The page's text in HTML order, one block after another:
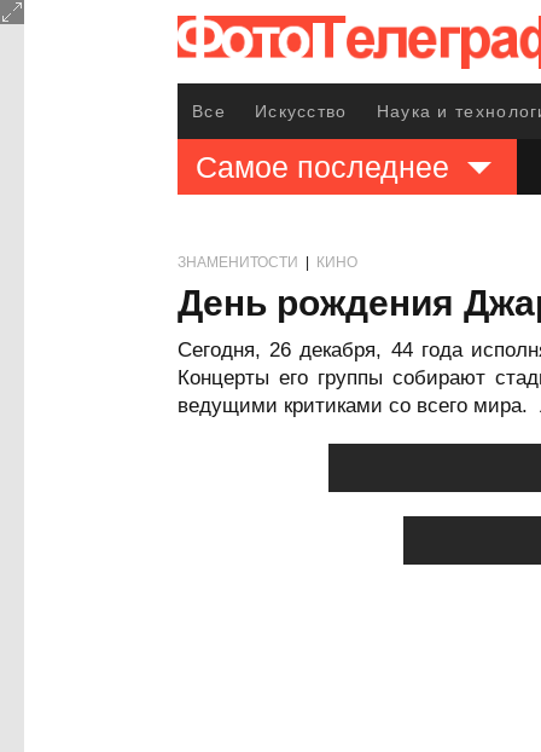
Все Искусство Наука и
Самое последнее
ЗНАМЕНИТОСТИ КИНО
День рождения
Сегодня, 26 декабря, 44 года
Концерты его группы собирают
ведущими критиками со всего